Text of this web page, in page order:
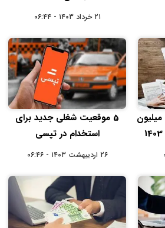
۲۱ خرداد ۱۴۰۳ - ۰۶:۴۴
5 شغل با حقوق بالای 40 میلیون
5 موقعیت شغلی جدید برای
استخدام در تپسی
۲۶ اردیبهشت ۱۴۰۳ - ۰۶:۴۶